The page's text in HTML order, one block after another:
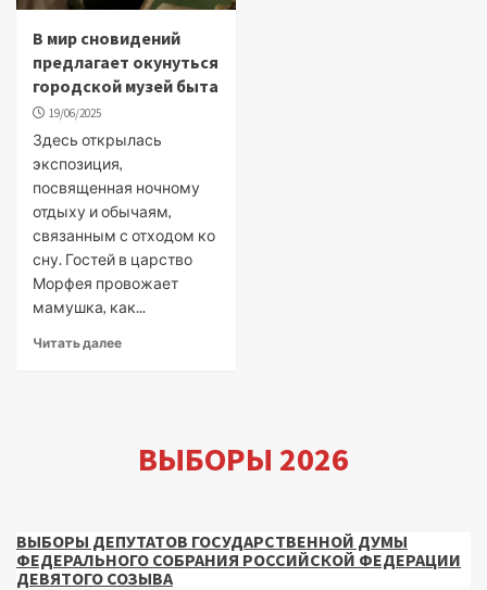
В мир сновидений
предлагает окунуться
городской музей быта
19/06/2025
Здесь открылась
экспозиция,
посвященная ночному
отдыху и обычаям,
связанным с отходом ко
сну. Гостей в царство
Морфея провожает
мамушка, как...
Читать далее
ВЫБОРЫ 2026
ВЫБОРЫ ДЕПУТАТОВ ГОСУДАРСТВЕННОЙ ДУМЫ
ФЕДЕРАЛЬНОГО СОБРАНИЯ РОССИЙСКОЙ ФЕДЕРАЦИИ
ДЕВЯТОГО СОЗЫВА